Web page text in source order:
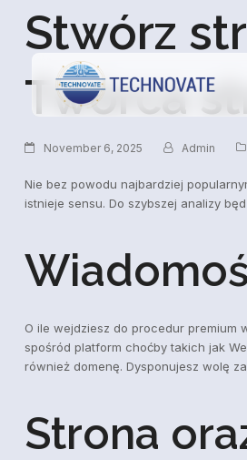
Stwórz
Twórca
November 6, 2025 Admin
Nie bez powodu najbardziej
istnieje sensu. Do szybszej analizy
O ile wejdziesz do procedur premium
spośród platform choćby takich jak
również domenę. Dysponujesz wolę
Strona